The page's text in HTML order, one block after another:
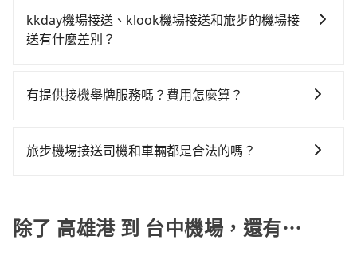
額外浪費15分鐘在轉乘與等車上，現在還不馬上來預約
tripool！如果你僅有兩位乘車，也可參考tripool的拼車
可以聯繫銀行或信用卡公司的客服中心提供相關的協助
和指引。
乘機場計程車可能比預約旅步接送更貴，特別是在旅遊
旺季、連續假期或尖峰時間。因為機場計程車可能會加
預約旅步接送可能是一個更經濟實惠的選擇。
kkday機場接送、klook機場接送和旅步的機場接
送有什麼差別？
和專業服務，並提供線上客服服務及優於業界的取消政
司機的服務質量。
有提供接機舉牌服務嗎？費用怎麼算？
供這項服務。在一般時段，費用為200元/人，而夜間加
旅步機場接送司機和車輛都是合法的嗎？
牌車，且所有司機均經過嚴格篩選和培訓，確保乘客的
安全和舒適。
除了 高雄港 到 台中機場，還有⋯